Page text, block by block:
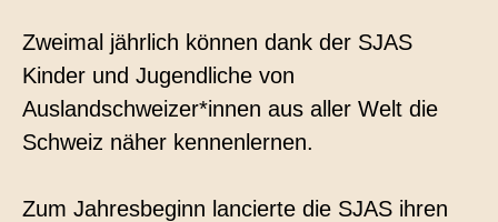
Zweimal jährlich können dank der SJAS
Kinder und Jugendliche von
Auslandschweizer*innen aus aller Welt die
Schweiz näher kennenlernen.
Zum Jahresbeginn lancierte die SJAS ihren